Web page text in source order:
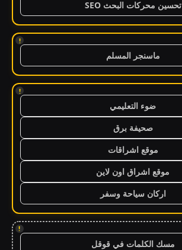
تحسين محركات البحث SEO
!
ماسنجر المسلم
!
ضوء التعليمي
صحيفة برق
موقع اشراقات
موقع اشراق اون لاين
اركان سياحة وسفر
!
مسك الكلمات في قوقل